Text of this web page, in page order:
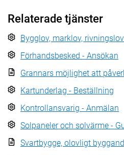
Relaterade tjänster
Bygglov, marklov,
Förhandsbesked - Ansökan
Grannars möjlighet att
Kartunderlag - Beställning
Kontrollansvarig - Anmälan
Solpaneler och solvärme -
Svartbygge, olovligt